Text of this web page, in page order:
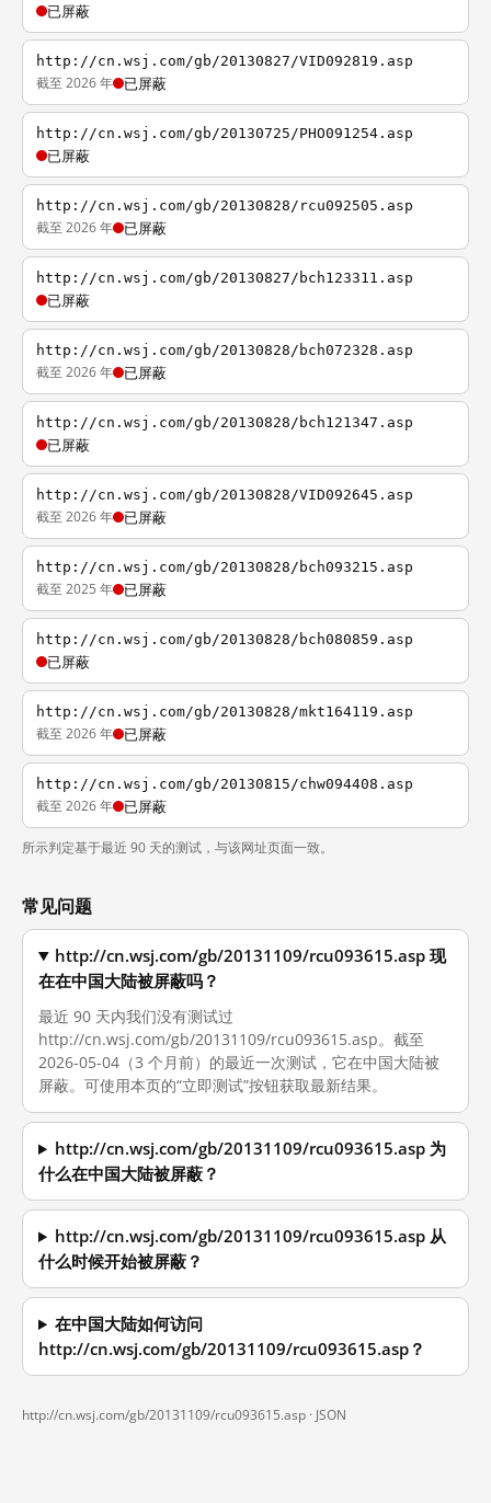
已屏蔽
http://cn.wsj.com/gb/20130827/VID092819.asp
截至 2026 年 已屏蔽
http://cn.wsj.com/gb/20130725/PHO091254.asp
已屏蔽
http://cn.wsj.com/gb/20130828/rcu092505.asp
截至 2026 年 已屏蔽
http://cn.wsj.com/gb/20130827/bch123311.asp
已屏蔽
http://cn.wsj.com/gb/20130828/bch072328.asp
截至 2026 年 已屏蔽
http://cn.wsj.com/gb/20130828/bch121347.asp
已屏蔽
http://cn.wsj.com/gb/20130828/VID092645.asp
截至 2026 年 已屏蔽
http://cn.wsj.com/gb/20130828/bch093215.asp
截至 2025 年 已屏蔽
http://cn.wsj.com/gb/20130828/bch080859.asp
已屏蔽
http://cn.wsj.com/gb/20130828/mkt164119.asp
截至 2026 年 已屏蔽
http://cn.wsj.com/gb/20130815/chw094408.asp
截至 2026 年 已屏蔽
所示判定基于最近 90 天的测试，与该网址页面一致。
常见问题
http://cn.wsj.com/gb/20131109/rcu093615.asp 现
在在中国大陆被屏蔽吗？
最近 90 天内我们没有测试过
http://cn.wsj.com/gb/20131109/rcu093615.asp。截至
2026-05-04（3 个月前）的最近一次测试，它在中国大陆被
屏蔽。可使用本页的“立即测试”按钮获取最新结果。
http://cn.wsj.com/gb/20131109/rcu093615.asp 为
什么在中国大陆被屏蔽？
http://cn.wsj.com/gb/20131109/rcu093615.asp 从
什么时候开始被屏蔽？
在中国大陆如何访问
http://cn.wsj.com/gb/20131109/rcu093615.asp？
http://cn.wsj.com/gb/20131109/rcu093615.asp · JSON